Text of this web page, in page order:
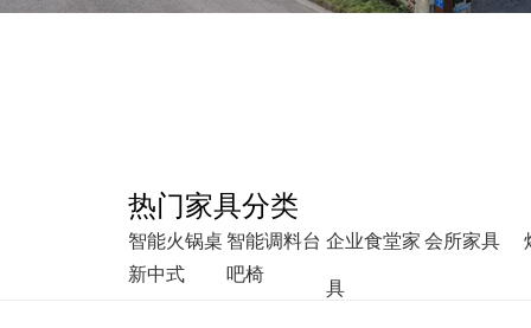
热门家具分类
智能火锅桌 智能调料台 企业食堂家
具
会所家具
新中式
吧椅